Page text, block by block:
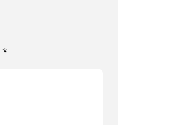
*